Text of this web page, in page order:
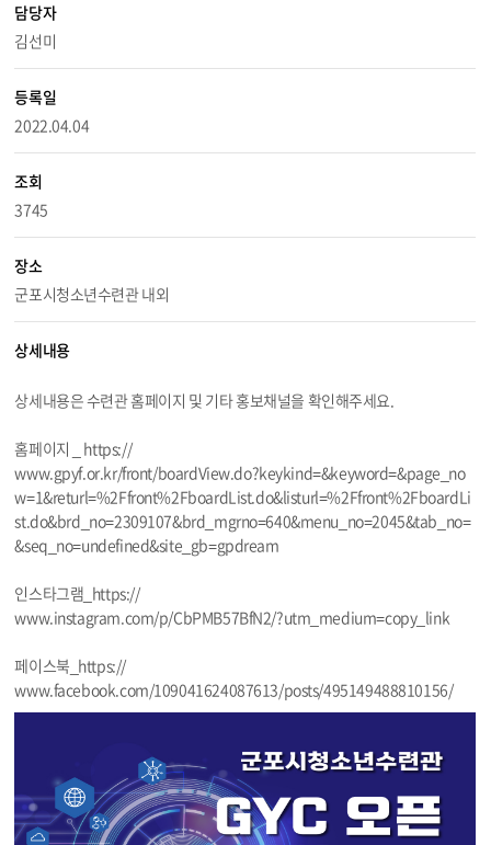
담당자
김선미
등록일
2022.04.04
조회
3745
장소
군포시청소년수련관 내외
상세내용
상세내용은 수련관 홈페이지 및 기타 홍보채널을 확인해주세요.
홈페이지 _ https://
www.gpyf.or.kr/front/boardView.do?keykind=&keyword=&page_no
w=1&returl=%2Ffront%2FboardList.do&listurl=%2Ffront%2FboardLi
st.do&brd_no=2309107&brd_mgrno=640&menu_no=2045&tab_no=
&seq_no=undefined&site_gb=gpdream
인스타그램_https://
www.instagram.com/p/CbPMB57BfN2/?utm_medium=copy_link
페이스북_https://
www.facebook.com/109041624087613/posts/495149488810156/